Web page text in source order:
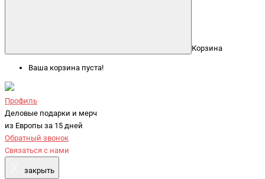
Корзина
Ваша корзина пуста!
Профиль
Деловые подарки и мерч
из Европы за 15 дней
Обратный звонок
Связаться с нами
закрыть